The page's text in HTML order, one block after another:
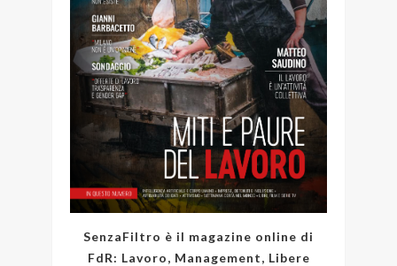
SenzaFiltro è il magazine online di
FdR: Lavoro, Management, Libere